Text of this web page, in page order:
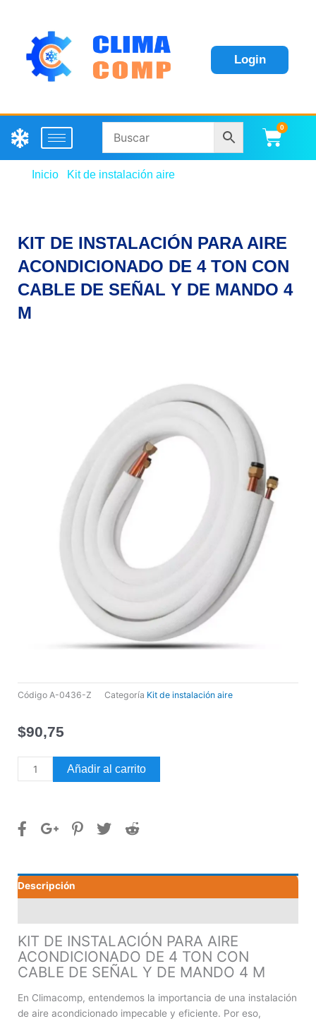
Login
0
Inicio Kit de instalación aire
KIT DE INSTALACIÓN PARA AIRE
ACONDICIONADO DE 4 TON CON
CABLE DE SEÑAL Y DE MANDO 4
M
Código A-0436-Z Categoría Kit de instalación aire
$90,75
DE
AIRE
4
TON
DE
SEÑAL
Y
DE
MANDO
4
Añadir al carrito
Descripción
KIT DE INSTALACIÓN PARA AIRE
ACONDICIONADO DE 4 TON CON
CABLE DE SEÑAL Y DE MANDO 4 M
En Climacomp, entendemos la importancia de una instalación
de aire acondicionado impecable y eficiente. Por eso,